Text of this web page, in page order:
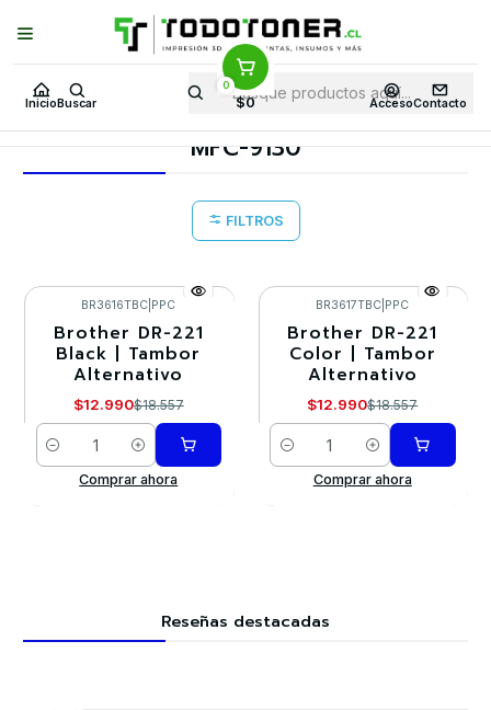
Inicio Buscar
0
$0 AccesoContacto
Puedes Elegir: Comprar enTienda· Despachoa Todo Chile · Retiro en
Tienda en24 Horas
Inicio Toner y tambor Tambor Alternativo BROTHER
Equipos BROTHER
MFC-9130
FILTROS
-30%
BR3616TBC PPC
Brother DR-221
Black | Tambor
Alternativo
$12.990$18.557
Cantidad
Comprar ahora
-30%
BR3617TBC PPC
Brother DR-221
Color | Tambor
Alternativo
$12.990$18.557
Cantidad
Comprar ahora
Reseñas destacadas